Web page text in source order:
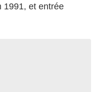
1991, et entrée